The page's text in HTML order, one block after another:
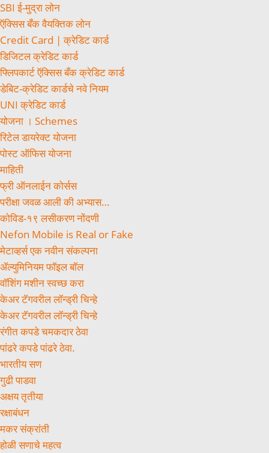
SBI ई-मुद्रा लोन
ऍक्सिस बँक वैयक्तिक लोन
Credit Card | क्रेडिट कार्ड
डिजिटल क्रेडिट कार्ड
फ्लिपकार्ट ऍक्सिस बँक क्रेडिट कार्ड
डेबिट-क्रेडिट कार्डचे नवे नियम
UNI क्रेडिट कार्ड
योजना । Schemes
रिटेल डायरेक्ट योजना
पोस्ट ऑफिस योजना
माहिती
फ्री ऑनलाईन कोर्सस
परीक्षा जवळ आली की अभ्यास…
कोविड-१९ लसीकरण नोंदणी
Nefon Mobile is Real or Fake
मेटाव्हर्स एक नवीन संकल्पना
ॲल्युमिनियम फॉइल बॉल
वॉशिंग मशीन स्वच्छ करा
केअर टॅगवरील लॉन्ड्री चिन्हे
केअर टॅगवरील लॉन्ड्री चिन्हे
रंगीत कपडे चमकदार ठेवा
पांढरे कपडे पांढरे ठेवा.
भारतीय सण
गुढी पाडवा
अक्षय तृतीया
रक्षाबंधन
मकर संक्रांती
होळी सणाचे महत्व